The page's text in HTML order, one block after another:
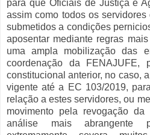
para que Oficiais de Justiça e
assim como todos os
submetidos a condições
aposentar mediante regras
uma ampla mobilização das
coordenação da FENAJUFE,
constitucional anterior, no caso,
vigente até a EC 103/2019,
relação a estes servidores, ou
movimento pela revogação
análise mais abrangente